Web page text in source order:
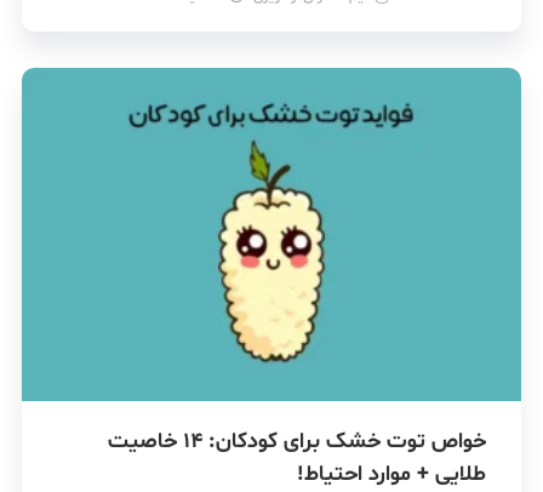
خواص توت خشک برای کودکان: 14 خاصیت
طلایی + موارد احتیاط!